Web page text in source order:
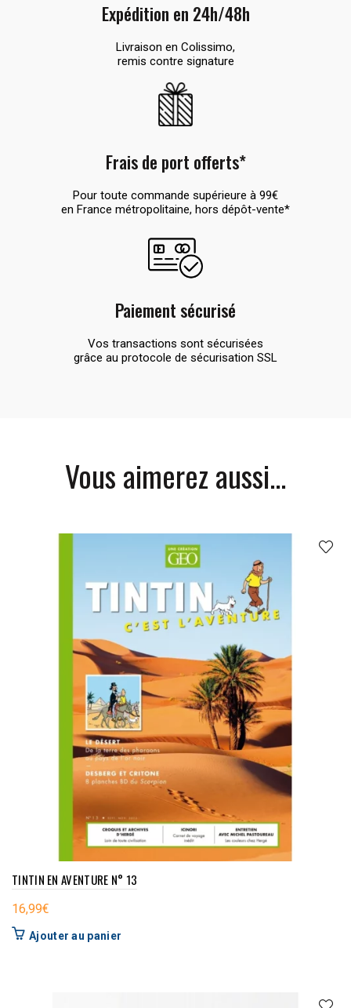
Expédition en 24h/48h
Livraison en Colissimo,
remis contre signature
Frais de port offerts*
Pour toute commande supérieure à 99€
en France métropolitaine, hors dépôt-vente*
Paiement sécurisé
Vos transactions sont sécurisées
grâce au protocole de sécurisation SSL
Vous aimerez aussi...
TINTIN EN AVENTURE N° 13
16,99€
Ajouter au panier